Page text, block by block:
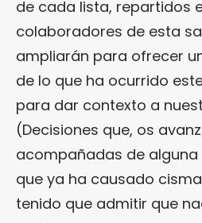
de cada lista, repartidos
colaboradores de esta
ampliarán para ofrecer
de lo que ha ocurrido
para dar contexto a
(Decisiones que, os
acompañadas de
que ya ha causado
tenido que admitir que